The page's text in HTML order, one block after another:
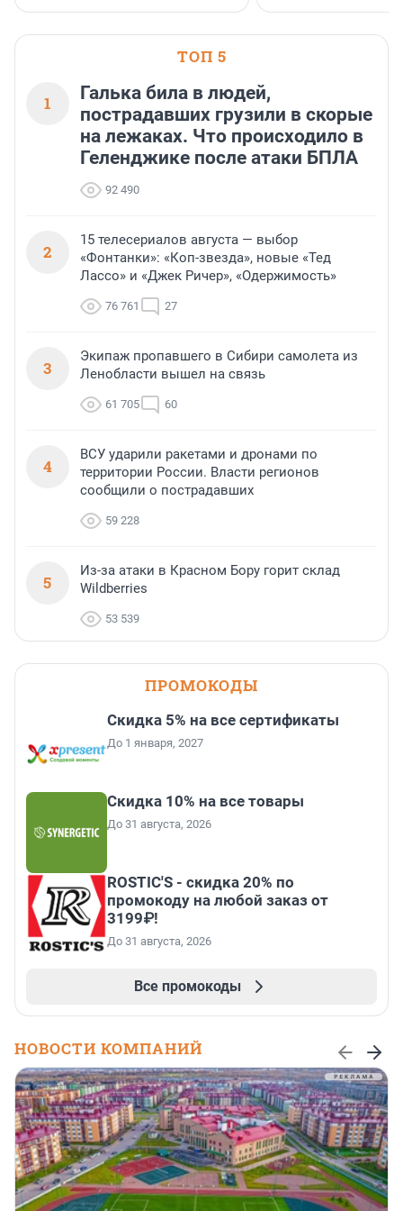
ТОП 5
1
Галька била в людей,
пострадавших грузили в скорые
на лежаках. Что происходило в
Геленджике после атаки БПЛА
92 490
2
15 телесериалов августа — выбор
«Фонтанки»: «Коп-звезда», новые «Тед
Лассо» и «Джек Ричер», «Одержимость»
76 761 27
3
Экипаж пропавшего в Сибири самолета из
Ленобласти вышел на связь
61 705 60
4
ВСУ ударили ракетами и дронами по
территории России. Власти регионов
сообщили о пострадавших
59 228
5
Из-за атаки в Красном Бору горит склад
Wildberries
53 539
ПРОМОКОДЫ
Скидка 5% на все сертификаты
До 1 января, 2027
Скидка 10% на все товары
До 31 августа, 2026
ROSTIC'S - скидка 20% по
промокоду на любой заказ от
3199₽!
До 31 августа, 2026
Все промокоды
НОВОСТИ КОМПАНИЙ